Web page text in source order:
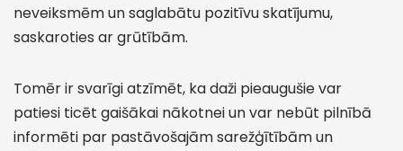
neveiksmēm un saglabātu pozitīvu skatījumu,
saskaroties ar grūtībām.
Tomēr ir svarīgi atzīmēt, ka daži pieaugušie var
patiesi ticēt gaišākai nākotnei un var nebūt pilnībā
informēti par pastāvošajām sarežģītībām un